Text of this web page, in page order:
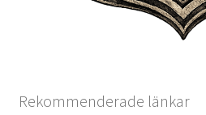
Rekommenderade länkar